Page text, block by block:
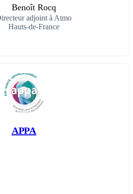
Benoît Rocq
adjoint à Atmo
Hauts-de-France
APPA